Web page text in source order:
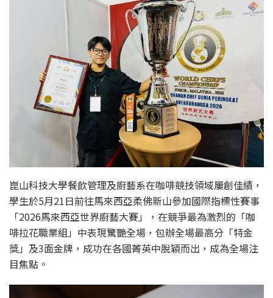
崑山科技大學餐飲管理及廚藝系在咖啡競技領域屢創佳績，
學生於5月21日前往馬來西亞柔佛新山參加國際指標性賽事
「2026馬來西亞世界廚藝大賽」，在競爭最為激烈的「咖
啡拉花職業組」中表現驚艷全場，包辦全場最高分「特金
獎」及3面金牌，成功在各國菁英中脫穎而出，成為全場注
目焦點。